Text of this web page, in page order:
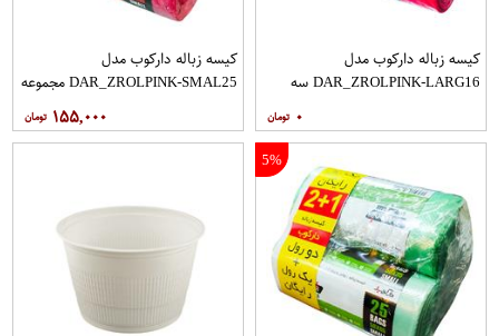
کیسه زباله دارکوب مدل
DAR_ZROLPINK-LARG16 سه
۰
کیسه زباله دارکوب مدل
DAR_ZROLPINK-SMAL25 مجموعه
۱۵۵,۰۰۰
5%